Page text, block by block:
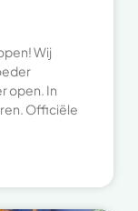
Wij
open. In
Officiële